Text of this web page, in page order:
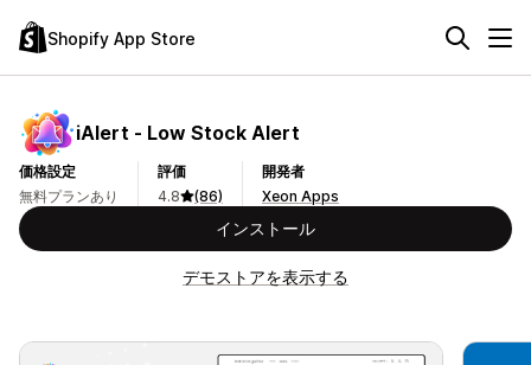
Shopify App Store
iAlert ‑ Low Stock Alert
価格設定
無料プランあり
評価
4.8
(86)
開発者
Xeon Apps
インストール
デモストアを表示する